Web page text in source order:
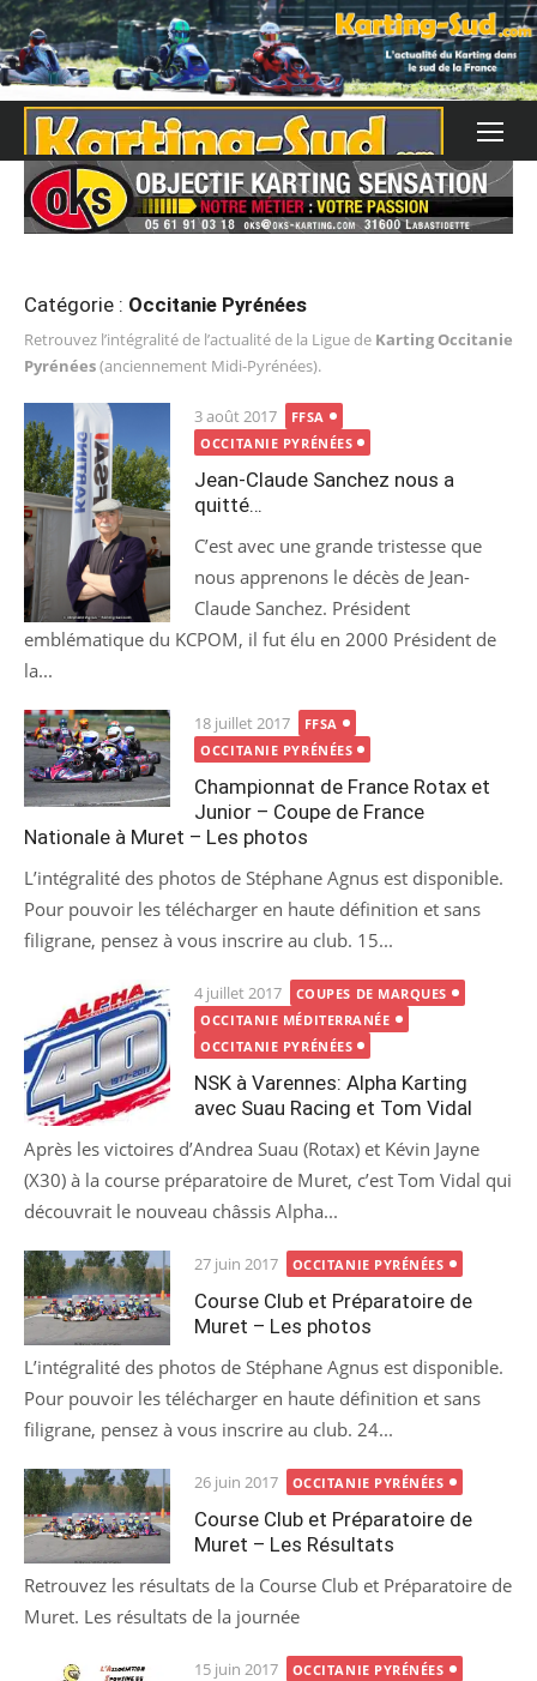
Skip
to
content
Catégorie : Occitanie Pyrénées
Retrouvez l’intégralité de l’actualité de la Ligue de Karting Occitanie
Pyrénées(anciennement Midi-Pyrénées).
Posted
on
3 août 2017
FFSA
OCCITANIE PYRÉNÉES
Jean-Claude Sanchez nous a
quitté…
C’est avec une grande tristesse que
nous apprenons le décès de Jean-
Claude Sanchez. Président
emblématique du KCPOM, il fut élu en 2000 Président de
la...
Posted
on
18 juillet 2017
FFSA
OCCITANIE PYRÉNÉES
Championnat de France Rotax et
Junior – Coupe de France
Nationale à Muret – Les photos
L’intégralité des photos de Stéphane Agnus est disponible.
Pour pouvoir les télécharger en haute définition et sans
filigrane, pensez à vous inscrire au club. 15...
Posted
on
4 juillet 2017
COUPES DE MARQUES
OCCITANIE MÉDITERRANÉE
OCCITANIE PYRÉNÉES
NSK à Varennes: Alpha Karting
avec Suau Racing et Tom Vidal
Après les victoires d’Andrea Suau (Rotax) et Kévin Jayne
(X30) à la course préparatoire de Muret, c’est Tom Vidal qui
découvrait le nouveau châssis Alpha...
Posted
on
27 juin 2017 OCCITANIE PYRÉNÉES
Course Club et Préparatoire de
Muret – Les photos
L’intégralité des photos de Stéphane Agnus est disponible.
Pour pouvoir les télécharger en haute définition et sans
filigrane, pensez à vous inscrire au club. 24...
Posted
on
26 juin 2017 OCCITANIE PYRÉNÉES
Course Club et Préparatoire de
Muret – Les Résultats
Retrouvez les résultats de la Course Club et Préparatoire de
Muret. Les résultats de la journée
Posted
15 juin 2017 OCCITANIE PYRÉNÉES